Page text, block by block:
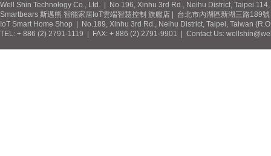
Well Shin Technology Co., Ltd. | No.196, Xinhu 3rd Rd., Neihu District, Taipei
Smartbears 斯邁熊 智能家居IoT雲端智慧控制 旗艦店 | 台北市內湖區新湖三路189
IoT Smart Home Shop | No.189, Xinhu 3rd Rd., Neihu District, Taipei, Taiwan
TEL: + 886 (2) 2791-1119 | FAX: + 886 (2) 2791-9901 | Contact Us: